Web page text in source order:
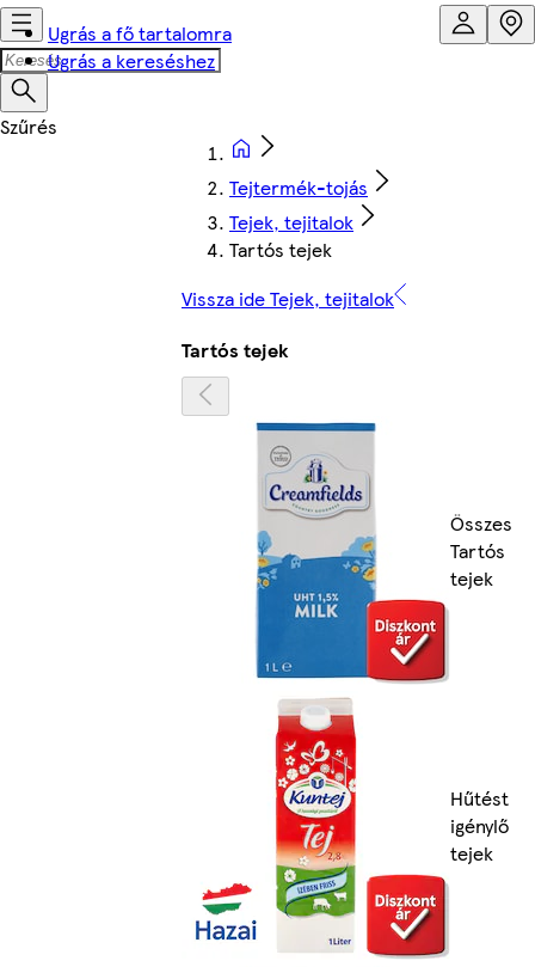
Ugrás a fő tartalomra
Ugrás a kereséshez
Tejtermék-tojás
Tejek, tejitalok
Tartós tejek
Vissza ide Tejek, tejitalok
Tartós tejek
Összes
Tartós
tejek
Hűtést
igénylő
tejek